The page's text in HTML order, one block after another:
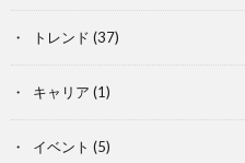
トレンド (37)
キャリア (1)
イベント (5)